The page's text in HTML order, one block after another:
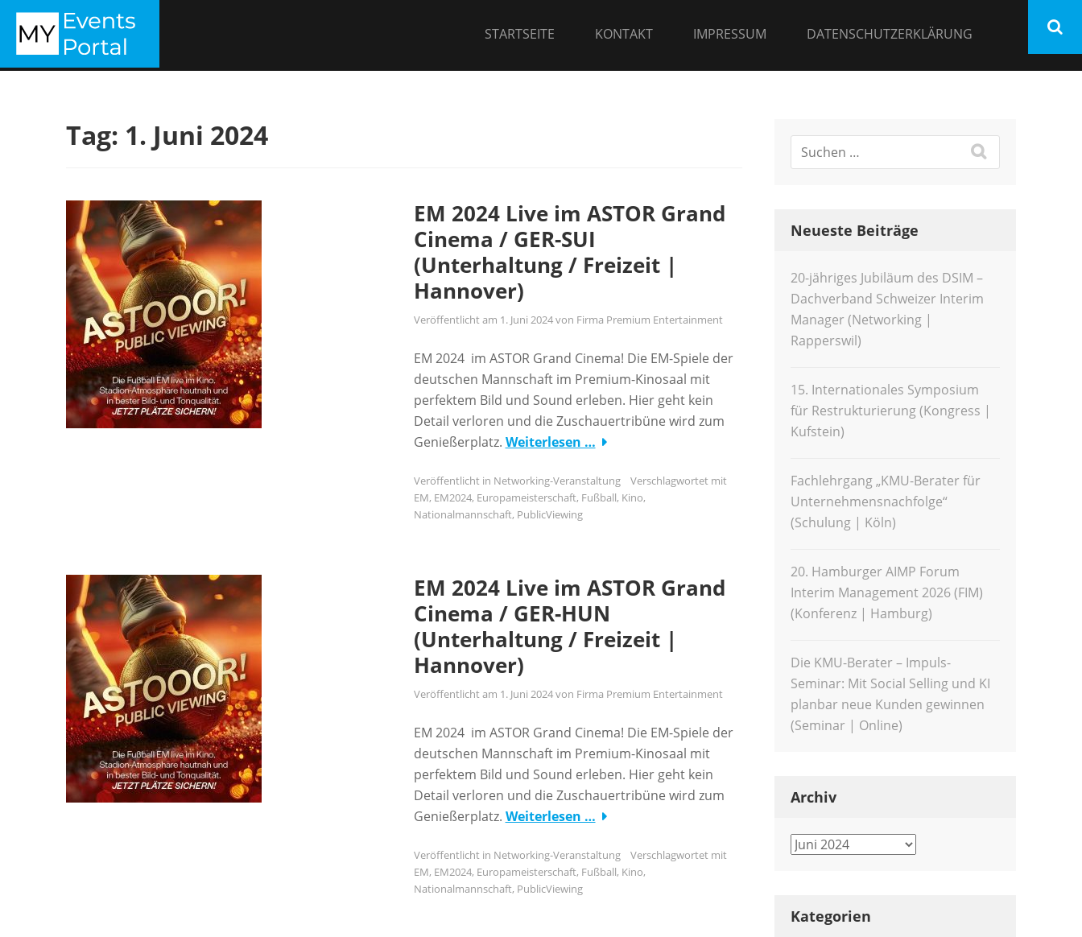
Zum
Inhalt
springen
STARTSEITE KONTAKT IMPRESSUM DATENSCHUTZERKLÄRUNG
Tag: 1. Juni 2024
EM 2024 Live im ASTOR Grand
Cinema / GER-SUI
(Unterhaltung / Freizeit |
Hannover)
Veröffentlicht am 1. Juni 2024von Firma Premium Entertainment
EM 2024 im ASTOR Grand Cinema! Die EM-Spiele der
deutschen Mannschaft im Premium-Kinosaal mit
perfektem Bild und Sound erleben. Hier geht kein
Detail verloren und die Zuschauertribüne wird zum
Genießerplatz. Weiterlesen …
Veröffentlicht in Networking-Veranstaltung
Verschlagwortet mit
EM, EM2024, Europameisterschaft, Fußball, Kino,
Nationalmannschaft, PublicViewing
EM 2024 Live im ASTOR Grand
Cinema / GER-HUN
(Unterhaltung / Freizeit |
Hannover)
Veröffentlicht am 1. Juni 2024von Firma Premium Entertainment
EM 2024 im ASTOR Grand Cinema! Die EM-Spiele der
deutschen Mannschaft im Premium-Kinosaal mit
perfektem Bild und Sound erleben. Hier geht kein
Detail verloren und die Zuschauertribüne wird zum
Genießerplatz. Weiterlesen …
Veröffentlicht in Networking-Veranstaltung
Verschlagwortet mit
EM, EM2024, Europameisterschaft, Fußball, Kino,
Nationalmannschaft, PublicViewing
Neueste Beiträge
20-jähriges Jubiläum des DSIM –
Dachverband Schweizer Interim
Manager (Networking |
Rapperswil)
15. Internationales Symposium
für Restrukturierung (Kongress |
Kufstein)
Fachlehrgang „KMU-Berater für
Unternehmensnachfolge“
(Schulung | Köln)
20. Hamburger AIMP Forum
Interim Management 2026 (FIM)
(Konferenz | Hamburg)
Die KMU-Berater – Impuls-
Seminar: Mit Social Selling und KI
planbar neue Kunden gewinnen
(Seminar | Online)
Archiv
Archiv
Kategorien